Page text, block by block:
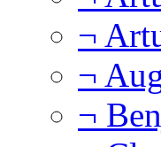
¬
¬
¬